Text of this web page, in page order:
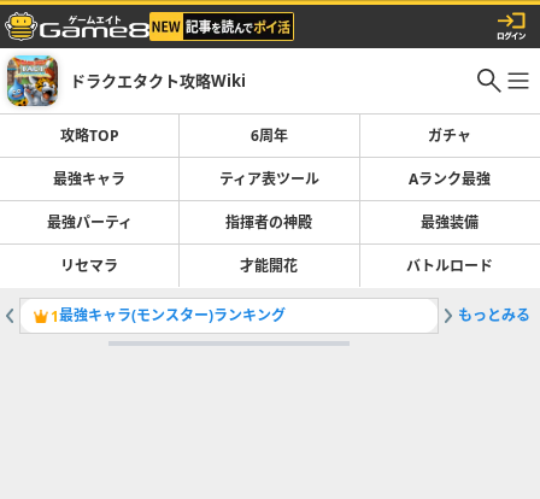
ドラクエタクト攻略Wiki
攻略TOP 6周年 ガチャ
最強キャラ ティア表ツール Aランク最強
最強パーティ 指揮者の神殿 最強装備
リセマラ 才能開花 バトルロード
1最強キャラ(モンスター)ランキング 2異形の
もっとみる